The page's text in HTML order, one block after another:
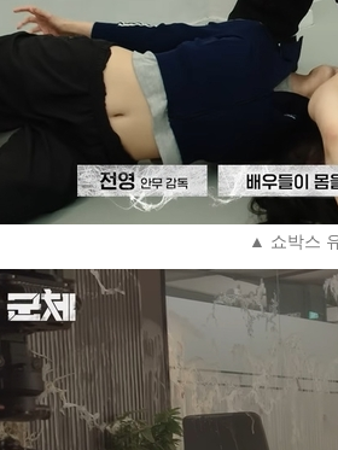
▲ 쇼박스